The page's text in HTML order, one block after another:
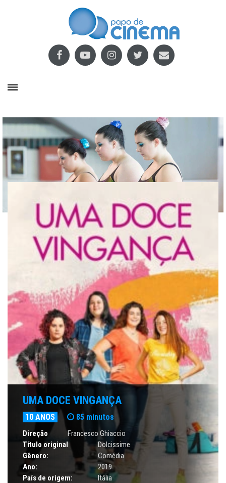
UMA DOCE VINGANÇA
10 ANOS 85 minutos
Direção
Francesco Ghiaccio
Título original
Dolcissime
Gênero:
Comédia
Ano:
2019
País de origem:
Itália